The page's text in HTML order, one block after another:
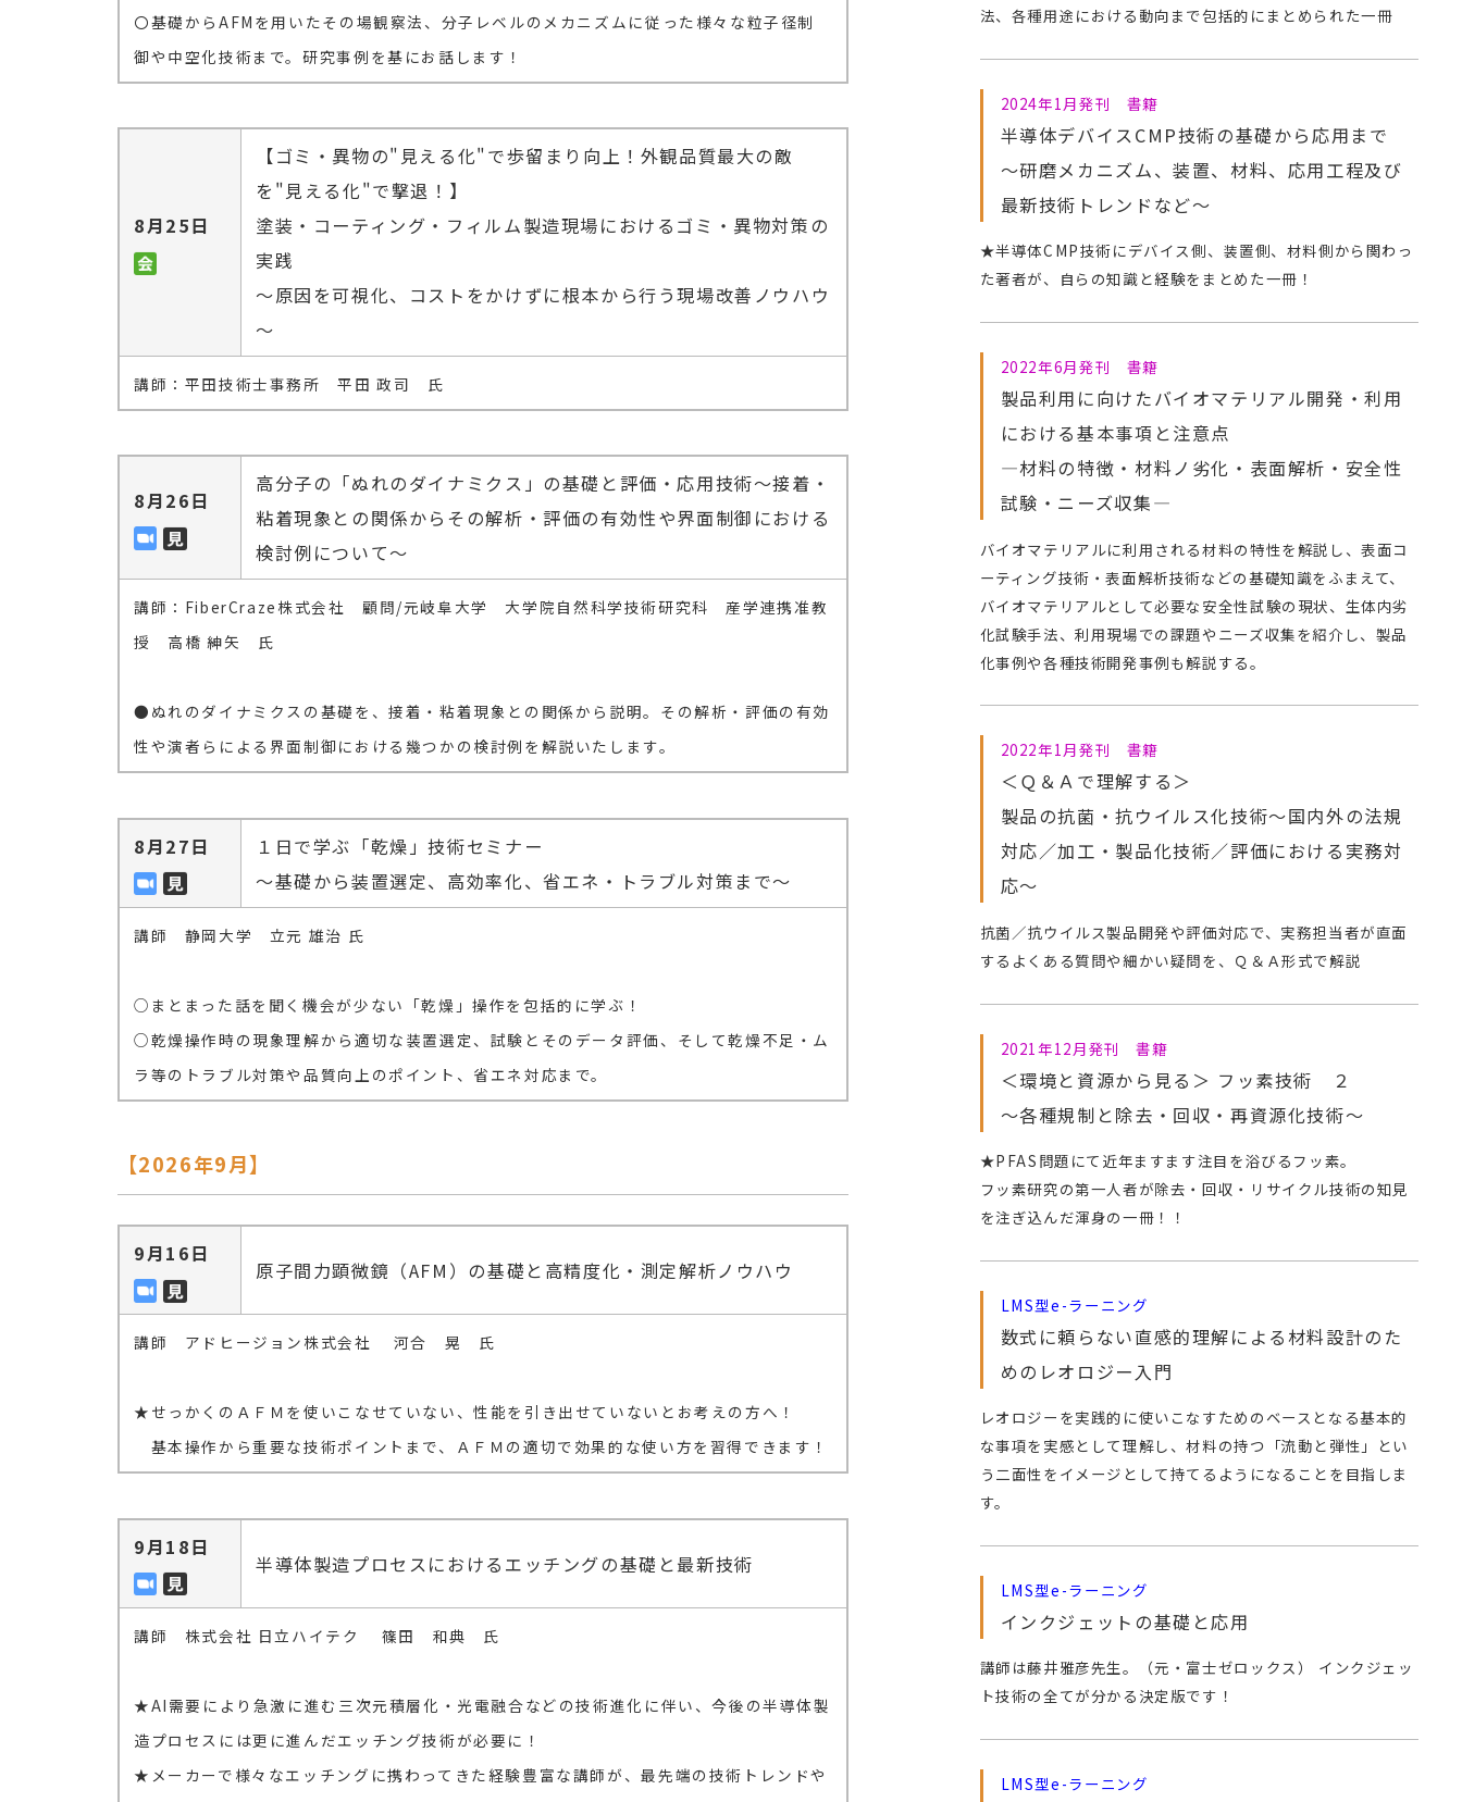
〇基礎からAFMを用いたその場観察法、分子レベルのメカニズムに従った様々な粒子径制
御や中空化技術まで。研究事例を基にお話します！
8月25日
【ゴミ・異物の"見える化"で歩留まり向上！外観品質最大の敵
を"見える化"で撃退！】
塗装・コーティング・フィルム製造現場におけるゴミ・異物対策の
実践
～原因を可視化、コストをかけずに根本から行う現場改善ノウハウ
～
講師：平田技術士事務所 平田 政司 氏
8月26日
高分子の「ぬれのダイナミクス」の基礎と評価・応用技術～接着・
粘着現象との関係からその解析・評価の有効性や界面制御における
検討例について～
講師：FiberCraze株式会社 顧問/元岐阜大学 大学院自然科学技術研究科 産学連携准教
授 高橋 紳矢 氏
●ぬれのダイナミクスの基礎を、接着・粘着現象との関係から説明。その解析・評価の有効
性や演者らによる界面制御における幾つかの検討例を解説いたします。
8月27日
１日で学ぶ「乾燥」技術セミナー
～基礎から装置選定、高効率化、省エネ・トラブル対策まで～
講師 静岡大学 立元 雄治 氏
○まとまった話を聞く機会が少ない「乾燥」操作を包括的に学ぶ！
○乾燥操作時の現象理解から適切な装置選定、試験とそのデータ評価、そして乾燥不足・ム
ラ等のトラブル対策や品質向上のポイント、省エネ対応まで。
【2026年9月】
9月16日
原子間力顕微鏡（AFM）の基礎と高精度化・測定解析ノウハウ
講師 アドヒージョン株式会社 河合 晃 氏
★せっかくのＡＦＭを使いこなせていない、性能を引き出せていないとお考えの方へ！
基本操作から重要な技術ポイントまで、ＡＦＭの適切で効果的な使い方を習得できます！
9月18日
半導体製造プロセスにおけるエッチングの基礎と最新技術
講師 株式会社 日立ハイテク 篠田 和典 氏
★AI需要により急激に進む三次元積層化・光電融合などの技術進化に伴い、今後の半導体製
造プロセスには更に進んだエッチング技術が必要に！
★メーカーで様々なエッチングに携わってきた経験豊富な講師が、最先端の技術トレンドや
法、各種用途における動向まで包括的にまとめられた一冊
2024年1月発刊 書籍
半導体デバイスCMP技術の基礎から応用まで
～研磨メカニズム、装置、材料、応用工程及び
最新技術トレンドなど～
★半導体CMP技術にデバイス側、装置側、材料側から関わっ
た著者が、自らの知識と経験をまとめた一冊！
2022年6月発刊 書籍
製品利用に向けたバイオマテリアル開発・利用
における基本事項と注意点
―材料の特徴・材料ノ劣化・表面解析・安全性
試験・ニーズ収集―
バイオマテリアルに利用される材料の特性を解説し、表面コ
ーティング技術・表面解析技術などの基礎知識をふまえて、
バイオマテリアルとして必要な安全性試験の現状、生体内劣
化試験手法、利用現場での課題やニーズ収集を紹介し、製品
化事例や各種技術開発事例も解説する。
2022年1月発刊 書籍
＜Ｑ＆Ａで理解する＞
製品の抗菌・抗ウイルス化技術～国内外の法規
対応／加工・製品化技術／評価における実務対
応～
抗菌／抗ウイルス製品開発や評価対応で、実務担当者が直面
するよくある質問や細かい疑問を、Ｑ＆Ａ形式で解説
2021年12月発刊 書籍
＜環境と資源から見る＞ フッ素技術 ２
～各種規制と除去・回収・再資源化技術～
★PFAS問題にて近年ますます注目を浴びるフッ素。
フッ素研究の第一人者が除去・回収・リサイクル技術の知見
を注ぎ込んだ渾身の一冊！！
LMS型e-ラーニング
数式に頼らない直感的理解による材料設計のた
めのレオロジー入門
レオロジーを実践的に使いこなすためのベースとなる基本的
な事項を実感として理解し、材料の持つ「流動と弾性」とい
う二面性をイメージとして持てるようになることを目指しま
す。
LMS型e-ラーニング
インクジェットの基礎と応用
講師は藤井雅彦先生。（元・富士ゼロックス） インクジェッ
ト技術の全てが分かる決定版です！
LMS型e-ラーニング